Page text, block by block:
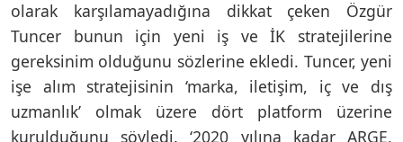
olarak karşılamayadığına dikkat çeken Özgür
Tuncer bunun için yeni iş ve İK stratejilerine
gereksinim olduğunu sözlerine ekledi. Tuncer, yeni
işe alım stratejisinin ‘marka, iletişim, iç ve dış
uzmanlık’ olmak üzere dört platform üzerine
kurulduğunu söyledi. ‘2020 yılına kadar ARGE,